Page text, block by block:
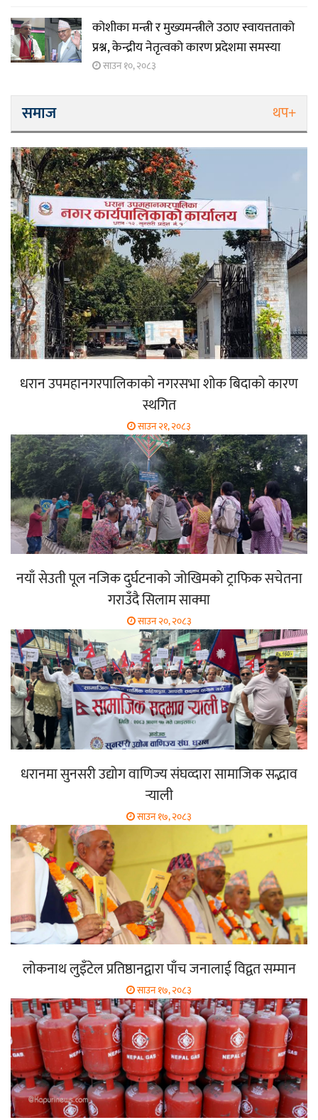
कोशीका मन्त्री र मुख्यमन्त्रीले उठाए स्वायत्तताको
प्रश्न, केन्द्रीय नेतृत्वको कारण प्रदेशमा समस्या
साउन १०, २०८३
समाज थप+
धरान उपमहानगरपालिकाको नगरसभा शोक बिदाको कारण
स्थगित
साउन २१, २०८३
नयाँ सेउती पूल नजिक दुर्घटनाको जोखिमको ट्राफिक सचेतना
गराउँदै सिलाम साक्मा
साउन २०, २०८३
धरानमा सुनसरी उद्योग वाणिज्य संघव्दारा सामाजिक सद्भाव
र्‍याली
साउन १७, २०८३
लोकनाथ लुइँटेल प्रतिष्ठानद्वारा पाँच जनालाई विद्वत सम्मान
साउन १७, २०८३